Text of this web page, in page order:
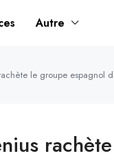
Autre
le groupe espagnol